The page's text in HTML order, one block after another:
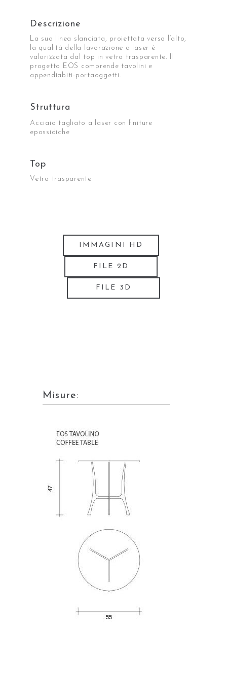
Descrizione
La sua linea slanciata, proiettata verso l’alto,
la qualità della lavorazione a laser è
valorizzata dal top in vetro trasparente. Il
progetto EOS comprende tavolini e
appendiabiti-portaoggetti.
Struttura
Acciaio tagliato a laser con finiture
epossidiche
Top
Vetro trasparente
IMMAGINI HD
FILE 2D
FILE 3D
Misure: